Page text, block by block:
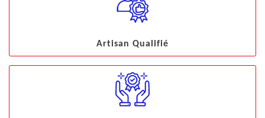
Artisan Qualifié